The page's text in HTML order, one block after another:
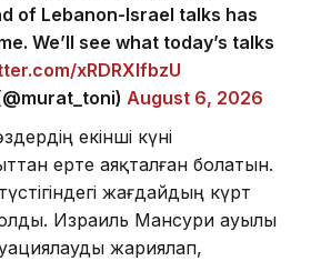
of Lebanon-Israel talks has
We’ll see what today’s talks
xRDRXlfbzU
August 6, 2026
екінші күні
ерте аяқталған болатын.
жағдайдың күрт
Израиль Мансури ауылы
жариялап,